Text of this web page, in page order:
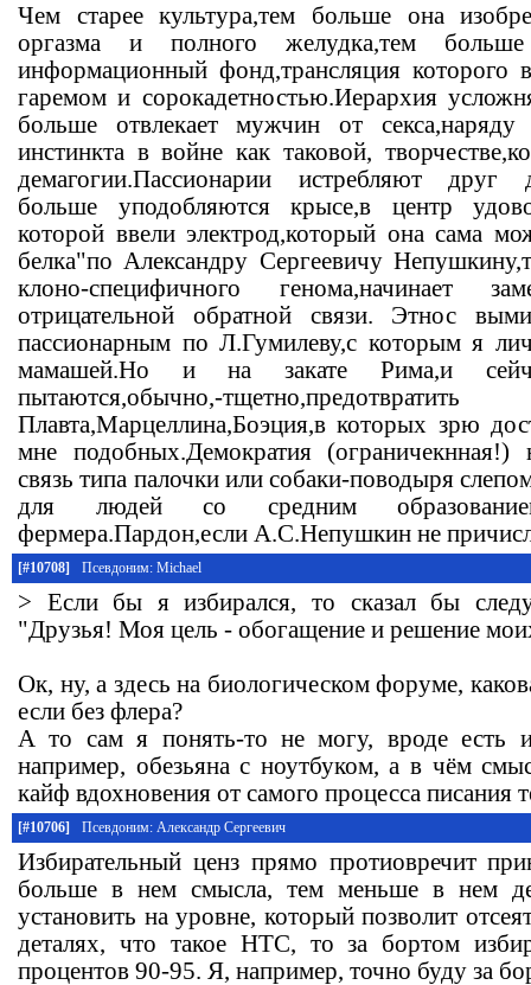
Чем старее культура,тем больше она
оргазма и полного желудка,тем больше
информационный фонд,трансляция которого
гаремом и сорокадетностью.Иерархия
больше отвлекает мужчин от секса,наряду
инстинкта в войне как таковой,
демагогии.Пассионарии истребляют друг
больше уподобляются крысе,в центр
которой ввели электрод,который она сама
белка"по Александру Сергеевичу
клоно-специфичного генома,начинает
отрицательной обратной связи. Этнос
пассионарным по Л.Гумилеву,с которым я
мамашей.Но и на закате Рима,и
пытаются,обычно,-
Плавта,Марцеллина,Боэция,в которых зрю
мне подобных.Демократия
связь типа палочки или собаки-поводыря
для людей со средним
фермера.Пардон,если А.С.Непушкин не
[#10708] Псевдоним: Michael
> Если бы я избирался, то сказал бы
"Друзья! Моя цель - обогащение и решение
Ок, ну, а здесь на биологическом форуме,
если без флера?
А то сам я понять-то не могу, вроде есть
например, обезьяна с ноутбуком, а в чём
кайф вдохновения от самого процесса писания
[#10706] Псевдоним: Александр Сергеевич
Избирательный ценз прямо протиовречит
больше в нем смысла, тем меньше в нем
установить на уровне, который позволит
деталях, что такое НТС, то за бортом
процентов 90-95. Я, например, точно буду за